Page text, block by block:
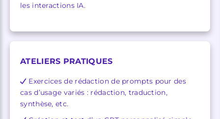
les interactions IA.
ATELIERS PRATIQUES
Exercices de rédaction de prompts pour des
cas d’usage variés : rédaction, traduction,
synthèse, etc.